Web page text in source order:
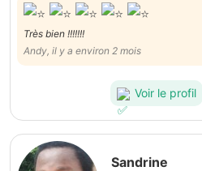
Très bien !!!!!!!
Andy, il y a environ 2 mois
Voir le profil
Sandrine